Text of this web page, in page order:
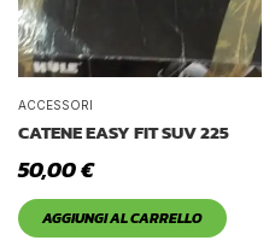
ACCESSORI
CATENE EASY FIT SUV 225
50,00€
AGGIUNGI AL CARRELLO